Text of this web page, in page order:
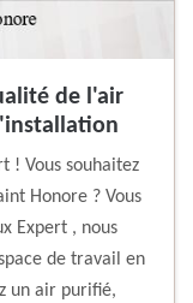
de l'air
! Vous souhaitez
Honore ? Vous
Expert , nous
de travail en
un air purifié,